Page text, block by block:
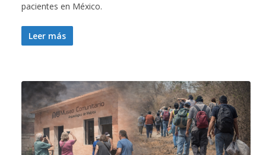
pacientes en México.
Leer más